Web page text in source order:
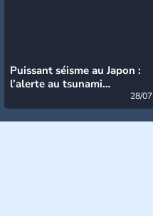
Puissant séisme au Japon :
l’alerte au tsunami
28/07